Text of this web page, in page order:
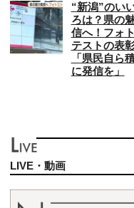
“新潟”のい
ろは？県の
信へ！フォ
テストの表
「県民自ら
に発信を」
LIVE・動画